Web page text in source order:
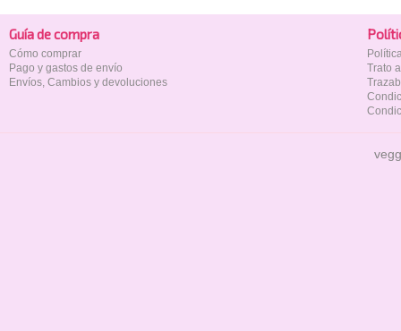
Guía de compra
Cómo comprar
Pago y gastos de envío
Envíos, Cambios y devoluciones
Trato